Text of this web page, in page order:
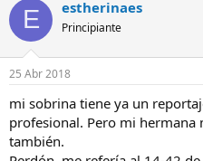
E estherinaes
Principiante
25 Abr 2018
mi sobrina tiene ya un
profesional. Pero mi hermana
también.